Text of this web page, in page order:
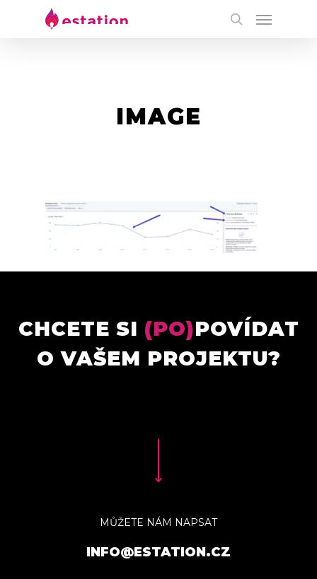
IMAGE
CHCETE SI (PO)POVÍDAT
O VAŠEM PROJEKTU?
MŮŽETE NÁM NAPSAT
INFO@ESTATION.CZ